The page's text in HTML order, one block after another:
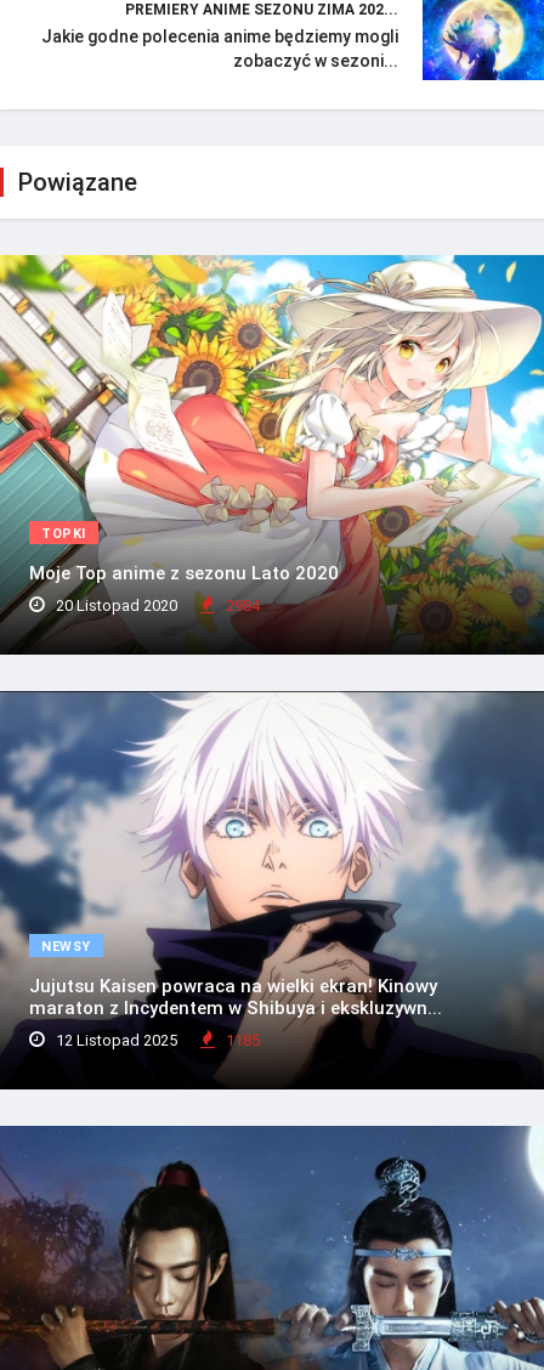
PREMIERY ANIME SEZONU ZIMA 202...
Jakie godne polecenia anime będziemy mogli
zobaczyć w sezoni...
Powiązane
TOPKI
Moje Top anime z sezonu Lato 2020
20 Listopad 2020 2984
NEWSY
Jujutsu Kaisen powraca na wielki ekran! Kinowy
maraton z Incydentem w Shibuya i ekskluzywn...
12 Listopad 2025 1185